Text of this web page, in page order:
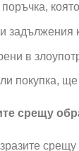
в
покупка,
срещу